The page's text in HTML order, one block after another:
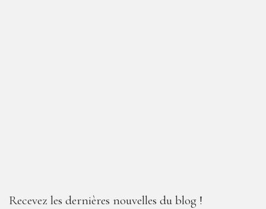
Recevez les dernières nouvelles du blog !